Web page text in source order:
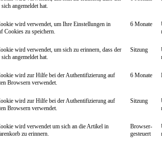
angemeldet hat.
wird verwendet, um Ihre Einstellungen in
Cookies zu speichern.
6 Monate
wird verwendet, um sich zu erinnern, dass der
angemeldet hat.
Sitzung
wird zur Hilfe bei der Authentifizierung auf
Browsern verwendet.
6 Monate
wird zur Hilfe bei der Authentifizierung auf
Browsern verwendet.
Sitzung
wird verwendet um sich an die Artikel in
zu erinnern.
Browser-
gesteuert